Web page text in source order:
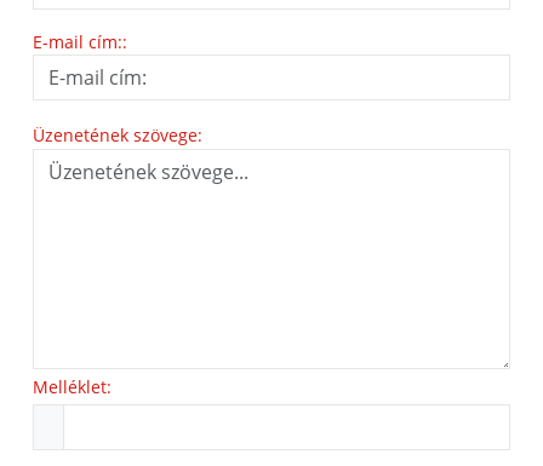
E-mail cím::
Üzenetének szövege:
Melléklet: